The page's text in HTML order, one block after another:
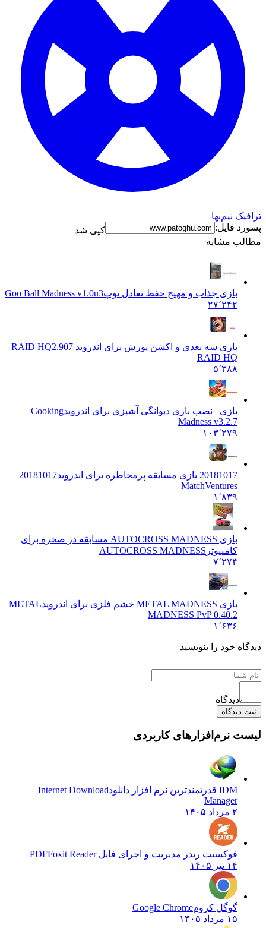
ترافیک نیم‌بها
پسورد فایل:
کپی شد
مطالب مشابه
بازی جذاب و مهیج حفظ تعادل توپGoo Ball Madness v1.0u3
۲۷٬۲۴۲
بازی سه بعدی و اکشن یورش برای اندروید RAID HQ 2.907
RAID HQ
۵٬۳۸۸
بازی –نصب بازی دیوانگی آشپزی برای اندرویدCooking
Madness v3.2.7
۱۰۳٬۲۷۹
20181017 بازی مسابقه پرمخاطره برای اندروید
20181017
MatchVentures
۱٬۸۳۹
بازی AUTOCROSS MADNESS مسابقه در صخره برای
کامپیوتر AUTOCROSS MADNESS
۷٬۲۷۴
بازی METAL MADNESS خشم فلزی برای اندروید
METAL
MADNESS PvP 0.40.2
۱٬۶۳۶
دیدگاه خود را بنویسید
دیدگاه
ثبت دیدگاه
لیست نرم‌افزارهای کاربردی
IDM قدرتمندترین نرم افزار دانلود
Internet Download
Manager
۲ مرداد ۱۴۰۵
فوکسیت ریدر مدیریت و اجرای فایل PDFFoxit Reader
۱۴ تیر ۱۴۰۵
گوگل کرومGoogle Chrome
۱۵ مرداد ۱۴۰۵